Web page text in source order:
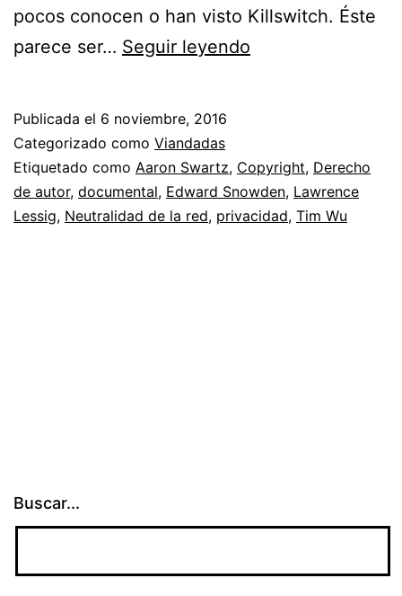
pocos conocen o han visto Killswitch. Éste
parece ser… Seguir leyendo
documental
de
2014
Publicada el 6 noviembre, 2016
Categorizado como Viandadas
Etiquetado como Aaron Swartz, Copyright, Derecho
de autor, documental, Edward Snowden, Lawrence
Lessig, Neutralidad de la red, privacidad, Tim Wu
Buscar...